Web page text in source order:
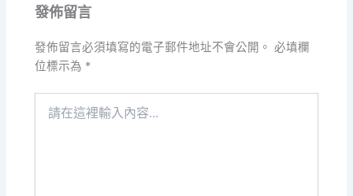
發佈留言
發佈留言必須填寫的電子郵件地址不會公開。 必填欄
位標示為 *